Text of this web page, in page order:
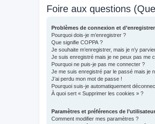
Foire aux questions
Problèmes de connexion et
Pourquoi dois-je m’enregistrer ?
Que signifie COPPA ?
Je souhaite m’enregistrer, mais je n’y
Je suis enregistré mais je ne peux pas me
Pourquoi ne puis-je pas me connecter ?
Je me suis enregistré par le passé mais je
J’ai perdu mon mot de passe !
Pourquoi suis-je automatiquement
À quoi sert « Supprimer les cookies » ?
Paramètres et préférences de l’utilisateur
Comment modifier mes paramètres ?